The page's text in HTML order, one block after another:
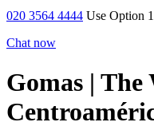
020 3564 4444 Use Option 1
Chat now
Gomas |